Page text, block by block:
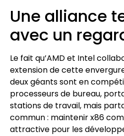
Une alliance
avec un
Le fait qu’AMD et Intel
extension de cette
deux géants sont en
processeurs de bureau,
stations de travail, mais
commun : maintenir x86
attractive pour les